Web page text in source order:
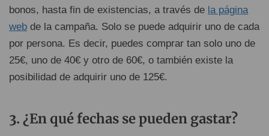
bonos, hasta fin de existencias, a través de la página
web de la campaña. Solo se puede adquirir uno de cada
por persona. Es decir, puedes comprar tan solo uno de
25€, uno de 40€ y otro de 60€, o también existe la
posibilidad de adquirir uno de 125€.
¿En qué fechas se pueden gastar?